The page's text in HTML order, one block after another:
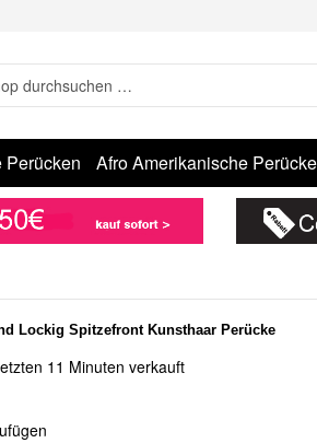
Perücken Afro Amerikanische
Lockig Spitzefront Kunsthaar Perücke
11 Minuten verkauft